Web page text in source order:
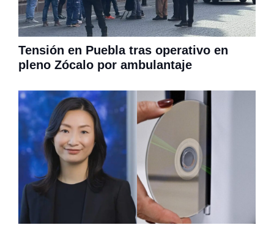
Tensión en Puebla tras operativo en
pleno Zócalo por ambulantaje